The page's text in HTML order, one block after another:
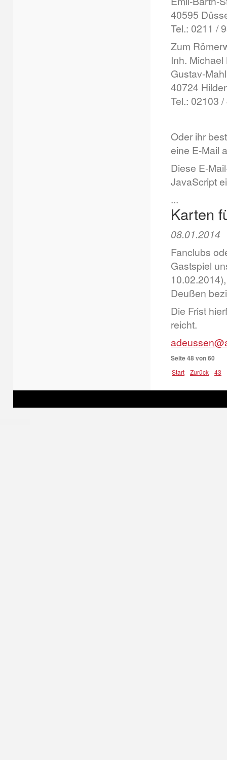
40595
Tel.: 0211 /
Zum
Inh.
Gustav-
40724
Tel.: 02103
Oder ihr
eine E-Mail
Diese E-
JavaScript
...
Karten
08.01.2014
Fanclubs
Gastspiel
Deußen
Die Frist
reicht.
Seite 48 von 60
Start Zurück 43